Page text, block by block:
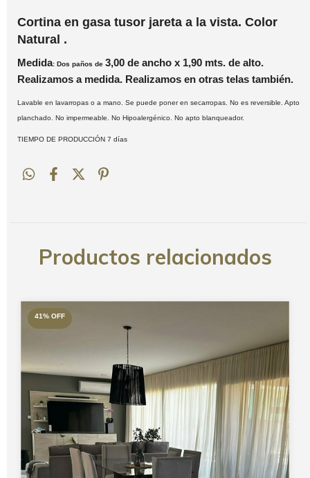
Cortina en gasa tusor jareta a la vista. Color
Natural .
Medida: Dos paños de 3,00 de ancho x 1,90 mts. de alto.
Realizamos a medida. Realizamos en otras telas también.
Lavable en lavarropas o a mano. Se puede poner en secarropas. No es reversible. Apto
planchado. No impermeable. No Hipoalergénico. No apto blanqueador.
TIEMPO DE PRODUCCIÓN 7 días
Productos relacionados
41% OFF